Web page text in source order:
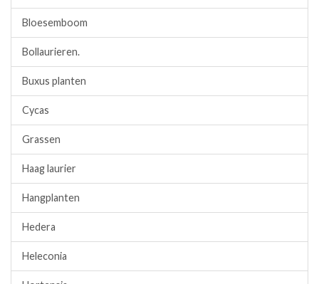
Bloesemboom
Bollaurieren.
Buxus planten
Cycas
Grassen
Haag laurier
Hangplanten
Hedera
Heleconia